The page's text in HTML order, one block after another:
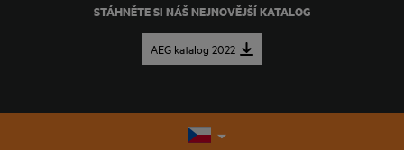
STÁHNĚTE SI NÁŠ NEJNOVĚJŠÍ KATALOG
AEG katalog 2022